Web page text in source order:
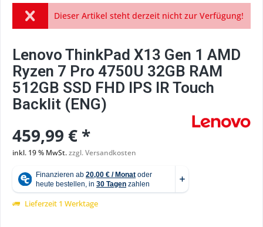
Dieser Artikel steht derzeit nicht zur Verfügung!
Lenovo ThinkPad X13 Gen 1 AMD
Ryzen 7 Pro 4750U 32GB RAM
512GB SSD FHD IPS IR Touch
Backlit (ENG)
459,99 € *
inkl. 19 % MwSt.zzgl. Versandkosten
Lieferzeit 1 Werktage